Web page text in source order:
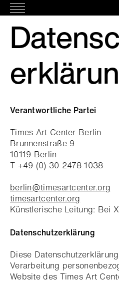
Skip
to
content
Verantwortliche Partei
Times Art Center Berlin
Brunnenstraße 9
10119 Berlin
T +49 (0) 30 2478 1038
berlin@timesartcenter.org
timesartcenter.org
Künstlerische Leitung: Bei
Datenschutzerklärung
Diese
Verarbeitung
Website des Times Art